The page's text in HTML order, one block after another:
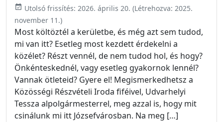
event_available Utolsó frissítés: 2026. április 20. (Létrehozva: 2025.
november 11.)
Most költöztél a kerületbe, és még azt sem tudod,
mi van itt? Esetleg most kezdett érdekelni a
közélet? Részt vennél, de nem tudod hol, és hogy?
Önkénteskednél, vagy esetleg gyakornok lennél?
Vannak ötleteid? Gyere el! Megismerkedhetsz a
Közösségi Részvételi Iroda fiféivel, Udvarhelyi
Tessza alpolgármesterrel, meg azzal is, hogy mit
csinálunk mi itt Józsefvárosban. Na meg […]